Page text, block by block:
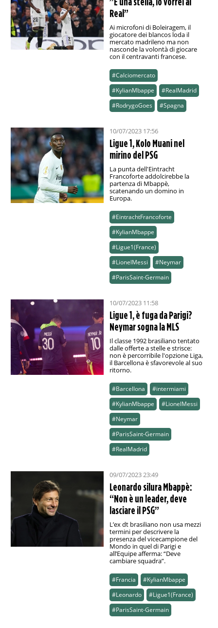
Real”
Ai microfoni di Boleiragem, il
giocatore dei blancos loda il
mercato madrileno ma non
nasconde la volontà di giocare
con il centravanti francese.
#Calciomercato
#KylianMbappe
#RealMadrid
#RodrygoGoes
#Spagna
10/07/2023 17:56
Ligue 1, Kolo Muani nel
mirino del PSG
La punta dell'Eintracht
Francoforte addolcirebbe la
partenza di Mbappè,
scatenando un domino in
Europa.
#EintrachtFrancoforte
#KylianMbappe
#Ligue1(France)
#LionelMessi
#Neymar
#ParisSaint-Germain
10/07/2023 11:58
Ligue 1, è fuga da Parigi?
Neymar sogna la MLS
Il classe 1992 brasiliano tentato
dalle offerte a stelle e strisce:
non è percorribile l'opzione Liga,
il Barcellona è sfavorevole al suo
ritorno.
#Barcellona
#intermiami
#KylianMbappe
#LionelMessi
#Neymar
#ParisSaint-Germain
#RealMadrid
09/07/2023 23:49
Leonardo silura Mbappè:
“Non è un leader, deve
lasciare il PSG”
L’ex dt brasiliano non usa mezzi
termini per descrivere la
presenza del vicecampione del
Mondo in quel di Parigi e
all’Equipe afferma: “Deve
cambiare squadra”.
#Francia
#KylianMbappe
#Leonardo
#Ligue1(France)
#ParisSaint-Germain